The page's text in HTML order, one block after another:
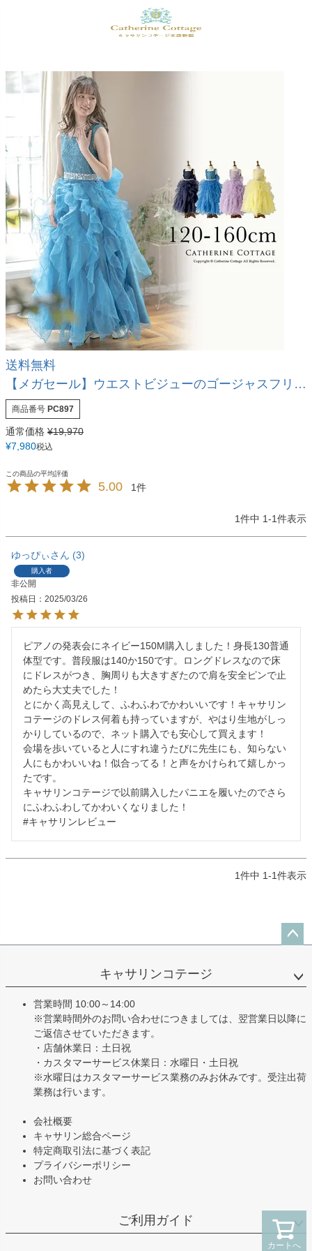
カートへ
送料無料
【メガセール】ウエストビジューのゴージャスフリルロングドレスTAK
商品番号 PC897
通常価格 ¥19,970
¥7,980税込
5.00 1
1件中 1-1件表示
ゆっぴぃ 3
購入者
非公開
投稿日
2025/03/26
ピアノの発表会にネイビー150M購入しました！身長130普通
体型です。普段服は140か150です。ロングドレスなので床
にドレスがつき、胸周りも大きすぎたので肩を安全ピンで止
めたら大丈夫でした！
とにかく高見えして、ふわふわでかわいいです！キャサリン
コテージのドレス何着も持っていますが、やはり生地がしっ
かりしているので、ネット購入でも安心して買えます！
会場を歩いていると人にすれ違うたびに先生にも、知らない
人にもかわいいね！似合ってる！と声をかけられて嬉しかっ
たです。
キャサリンコテージで以前購入したパニエを履いたのでさら
にふわふわしてかわいくなりました！
#キャサリンレビュー
1件中 1-1件表示
ップ
キャサリンコテージ
営業時間 10:00～14:00
※営業時間外のお問い合わせにつきましては、翌営業日以降に
ご返信させていただきます。
・店舗休業日：土日祝
・カスタマーサービス休業日：水曜日・土日祝
※水曜日はカスタマーサービス業務のみお休みです。受注出荷
業務は行います。
会社概要
キャサリン総合ページ
特定商取引法に基づく表記
プライバシーポリシー
お問い合わせ
ご利用ガイド